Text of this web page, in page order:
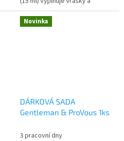
hydratuje, Extra bio Arganový
olej (20 ml) zvláčňuje a
zpomaluje...
Novinka
DÁRKOVÁ SADA
Gentleman & ProVous 1ks
3 pracovní dny